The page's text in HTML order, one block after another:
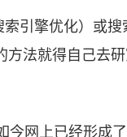
引擎优化）或搜
法就得自己去研
网上已经形成